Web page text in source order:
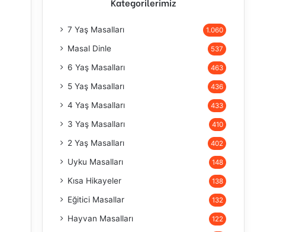
7 Yaş Masalları 1.060
Masal Dinle 537
6 Yaş Masalları 463
5 Yaş Masalları 436
4 Yaş Masalları 433
3 Yaş Masalları 410
2 Yaş Masalları 402
Uyku Masalları 148
Kısa Hikayeler 138
Eğitici Masallar 132
Hayvan Masalları 122